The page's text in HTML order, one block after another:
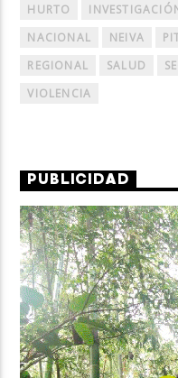
HURTO
NACIONAL
NEIVA
REGIONAL
SALUD
VIOLENCIA
PUBLICIDAD